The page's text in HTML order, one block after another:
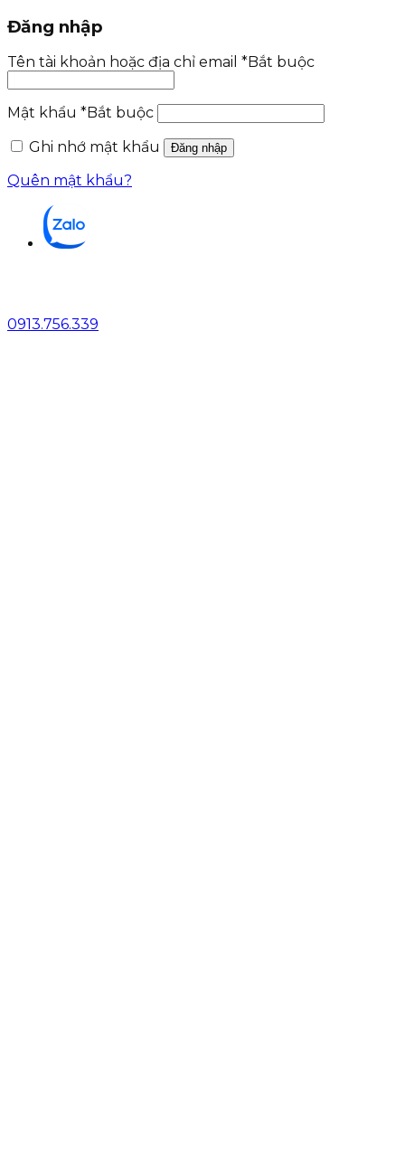
Đăng nhập
Tên tài khoản hoặc địa chỉ email *Bắt buộc
Mật khẩu *Bắt buộc
Ghi nhớ mật khẩu
Đăng nhập
Quên mật khẩu?
0913.756.339